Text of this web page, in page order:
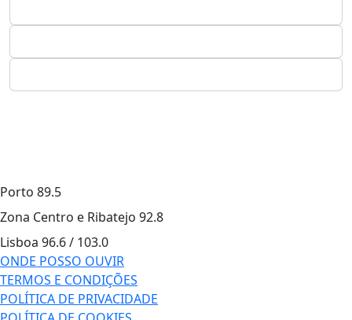
Porto 89.5
Zona Centro e Ribatejo 92.8
Lisboa 96.6 / 103.0
ONDE POSSO OUVIR
TERMOS E CONDIÇÕES
POLÍTICA DE PRIVACIDADE